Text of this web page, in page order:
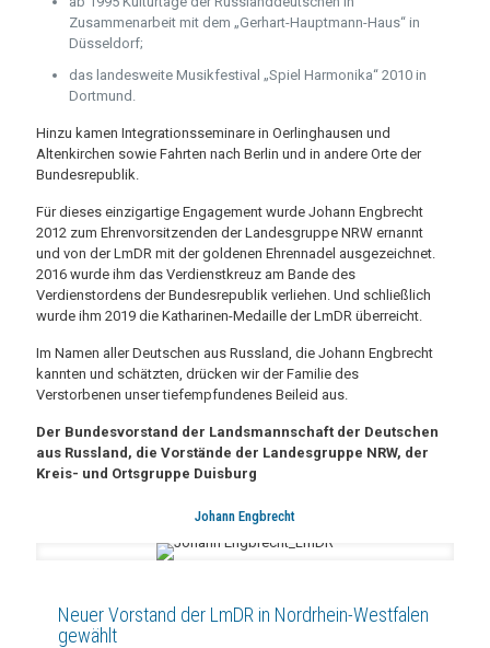
Zusammenarbeit mit dem „Gerhart-Hauptmann-Haus“ in
Düsseldorf;
das landesweite Musikfestival „Spiel Harmonika“ 2010 in
Dortmund.
Hinzu kamen Integrationsseminare in Oerlinghausen und
Altenkirchen sowie Fahrten nach Berlin und in andere Orte der
Bundesrepublik.
Für dieses einzigartige Engagement wurde Johann Engbrecht
2012 zum Ehrenvorsitzenden der Landesgruppe NRW ernannt
und von der LmDR mit der goldenen Ehrennadel ausgezeichnet.
2016 wurde ihm das Verdienstkreuz am Bande des
Verdienstordens der Bundesrepublik verliehen. Und schließlich
wurde ihm 2019 die Katharinen-Medaille der LmDR überreicht.
Im Namen aller Deutschen aus Russland, die Johann Engbrecht
kannten und schätzten, drücken wir der Familie des
Verstorbenen unser tiefempfundenes Beileid aus.
Der Bundesvorstand der Landsmannschaft der Deutschen
aus Russland, die Vorstände der Landesgruppe NRW, der
Kreis- und Ortsgruppe Duisburg
Johann Engbrecht
Neuer Vorstand der LmDR in Nordrhein-Westfalen
gewählt